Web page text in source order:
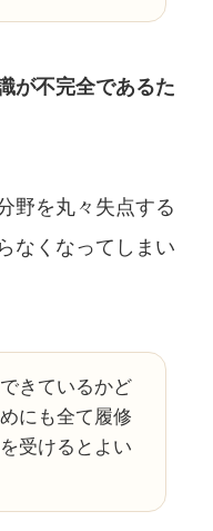
が不完全であるた
野を丸々失点する
なくなってしまい
きているかど
にも全て履修
受けるとよい